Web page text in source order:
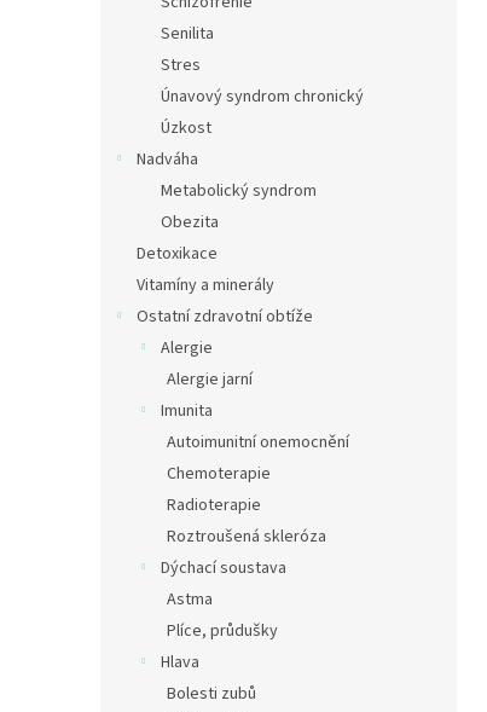
Senilita
Stres
Únavový syndrom chronický
Úzkost
Nadváha
Metabolický syndrom
Obezita
Detoxikace
Vitamíny a minerály
Ostatní zdravotní obtíže
Alergie
Alergie jarní
Imunita
Autoimunitní onemocnění
Chemoterapie
Radioterapie
Roztroušená skleróza
Dýchací soustava
Astma
Plíce, průdušky
Hlava
Bolesti zubů